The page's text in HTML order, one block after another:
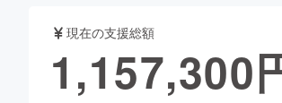
フォーマンス
飲食店 ファッション
現在の支援総額
1,157,300